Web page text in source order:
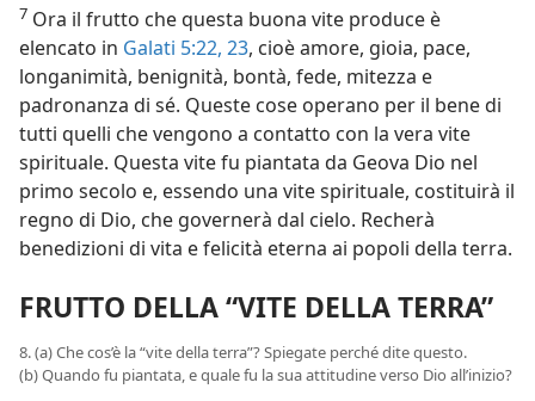
7 Ora il frutto che questa buona vite produce è
elencato in Galati 5:22, 23, cioè amore, gioia, pace,
longanimità, benignità, bontà, fede, mitezza e
padronanza di sé. Queste cose operano per il bene di
tutti quelli che vengono a contatto con la vera vite
spirituale. Questa vite fu piantata da Geova Dio nel
primo secolo e, essendo una vite spirituale, costituirà il
regno di Dio, che governerà dal cielo. Recherà
benedizioni di vita e felicità eterna ai popoli della terra.
FRUTTO DELLA “VITE DELLA TERRA”
8. (a) Che cos’è la “vite della terra”? Spiegate perché dite questo.
(b) Quando fu piantata, e quale fu la sua attitudine verso Dio all’inizio?